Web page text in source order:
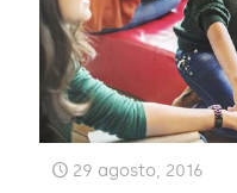
29 agosto, 2016